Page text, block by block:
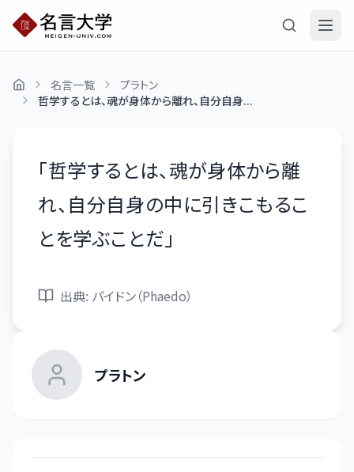
名言一覧
プラトン
哲学するとは、魂が身体から離れ、自分自身...
「哲学するとは、魂が身体から離
れ、自分自身の中に引きこもるこ
とを学ぶことだ 」
出典: パイドン（Phaedo）
プラトン